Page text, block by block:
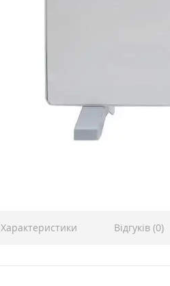
Характеристики Відгуків (0)